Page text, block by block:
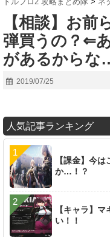
【相談】お前
弾買うの？⇐
があるからな
2019/07/25
人気記事ランキング
【課金】今
か…！？
【キャラ】
い！！